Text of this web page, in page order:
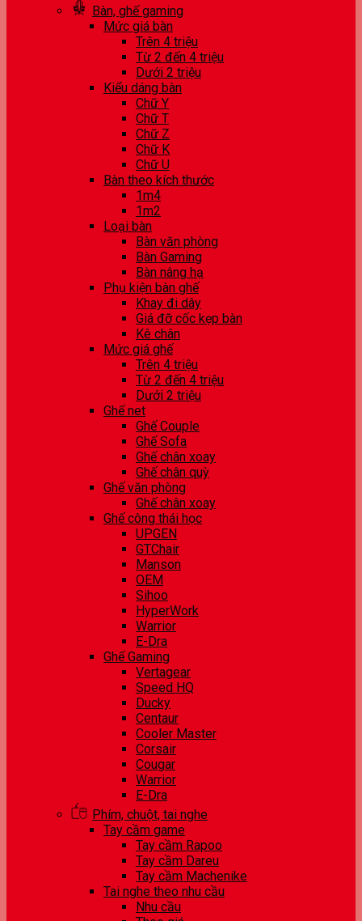
Bàn, ghế gaming
Mức giá bàn
Trên 4 triệu
Từ 2 đến 4 triệu
Dưới 2 triệu
Kiểu dáng bàn
Chữ Y
Chữ T
Chữ Z
Chữ K
Chữ U
Bàn theo kích thước
1m4
1m2
Loại bàn
Bàn văn phòng
Bàn Gaming
Bàn nâng hạ
Phụ kiện bàn ghế
Khay đi dây
Giá đỡ cốc kẹp bàn
Kê chân
Mức giá ghế
Trên 4 triệu
Từ 2 đến 4 triệu
Dưới 2 triệu
Ghế net
Ghế Couple
Ghế Sofa
Ghế chân xoay
Ghế chân quỳ
Ghế văn phòng
Ghế chân xoay
Ghế công thái học
UPGEN
GTChair
Manson
OEM
Sihoo
HyperWork
Warrior
E-Dra
Ghế Gaming
Vertagear
Speed HQ
Ducky
Centaur
Cooler Master
Corsair
Cougar
Warrior
E-Dra
Phím, chuột, tai nghe
Tay cầm game
Tay cầm Rapoo
Tay cầm Dareu
Tay cầm Machenike
Tai nghe theo nhu cầu
Nhu cầu